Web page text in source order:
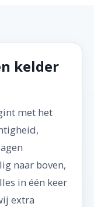
kelder
met het
naar boven,
in één keer
extra